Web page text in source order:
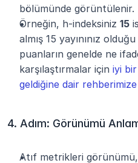
bölümünde görüntülenir.
Örneğin, h-indeksiniz 15
almış 15 yayınınız
puanların genelde ne
karşılaştırmalar için iyi
geldiğine dair rehberimize
4. Adım: Görünümü